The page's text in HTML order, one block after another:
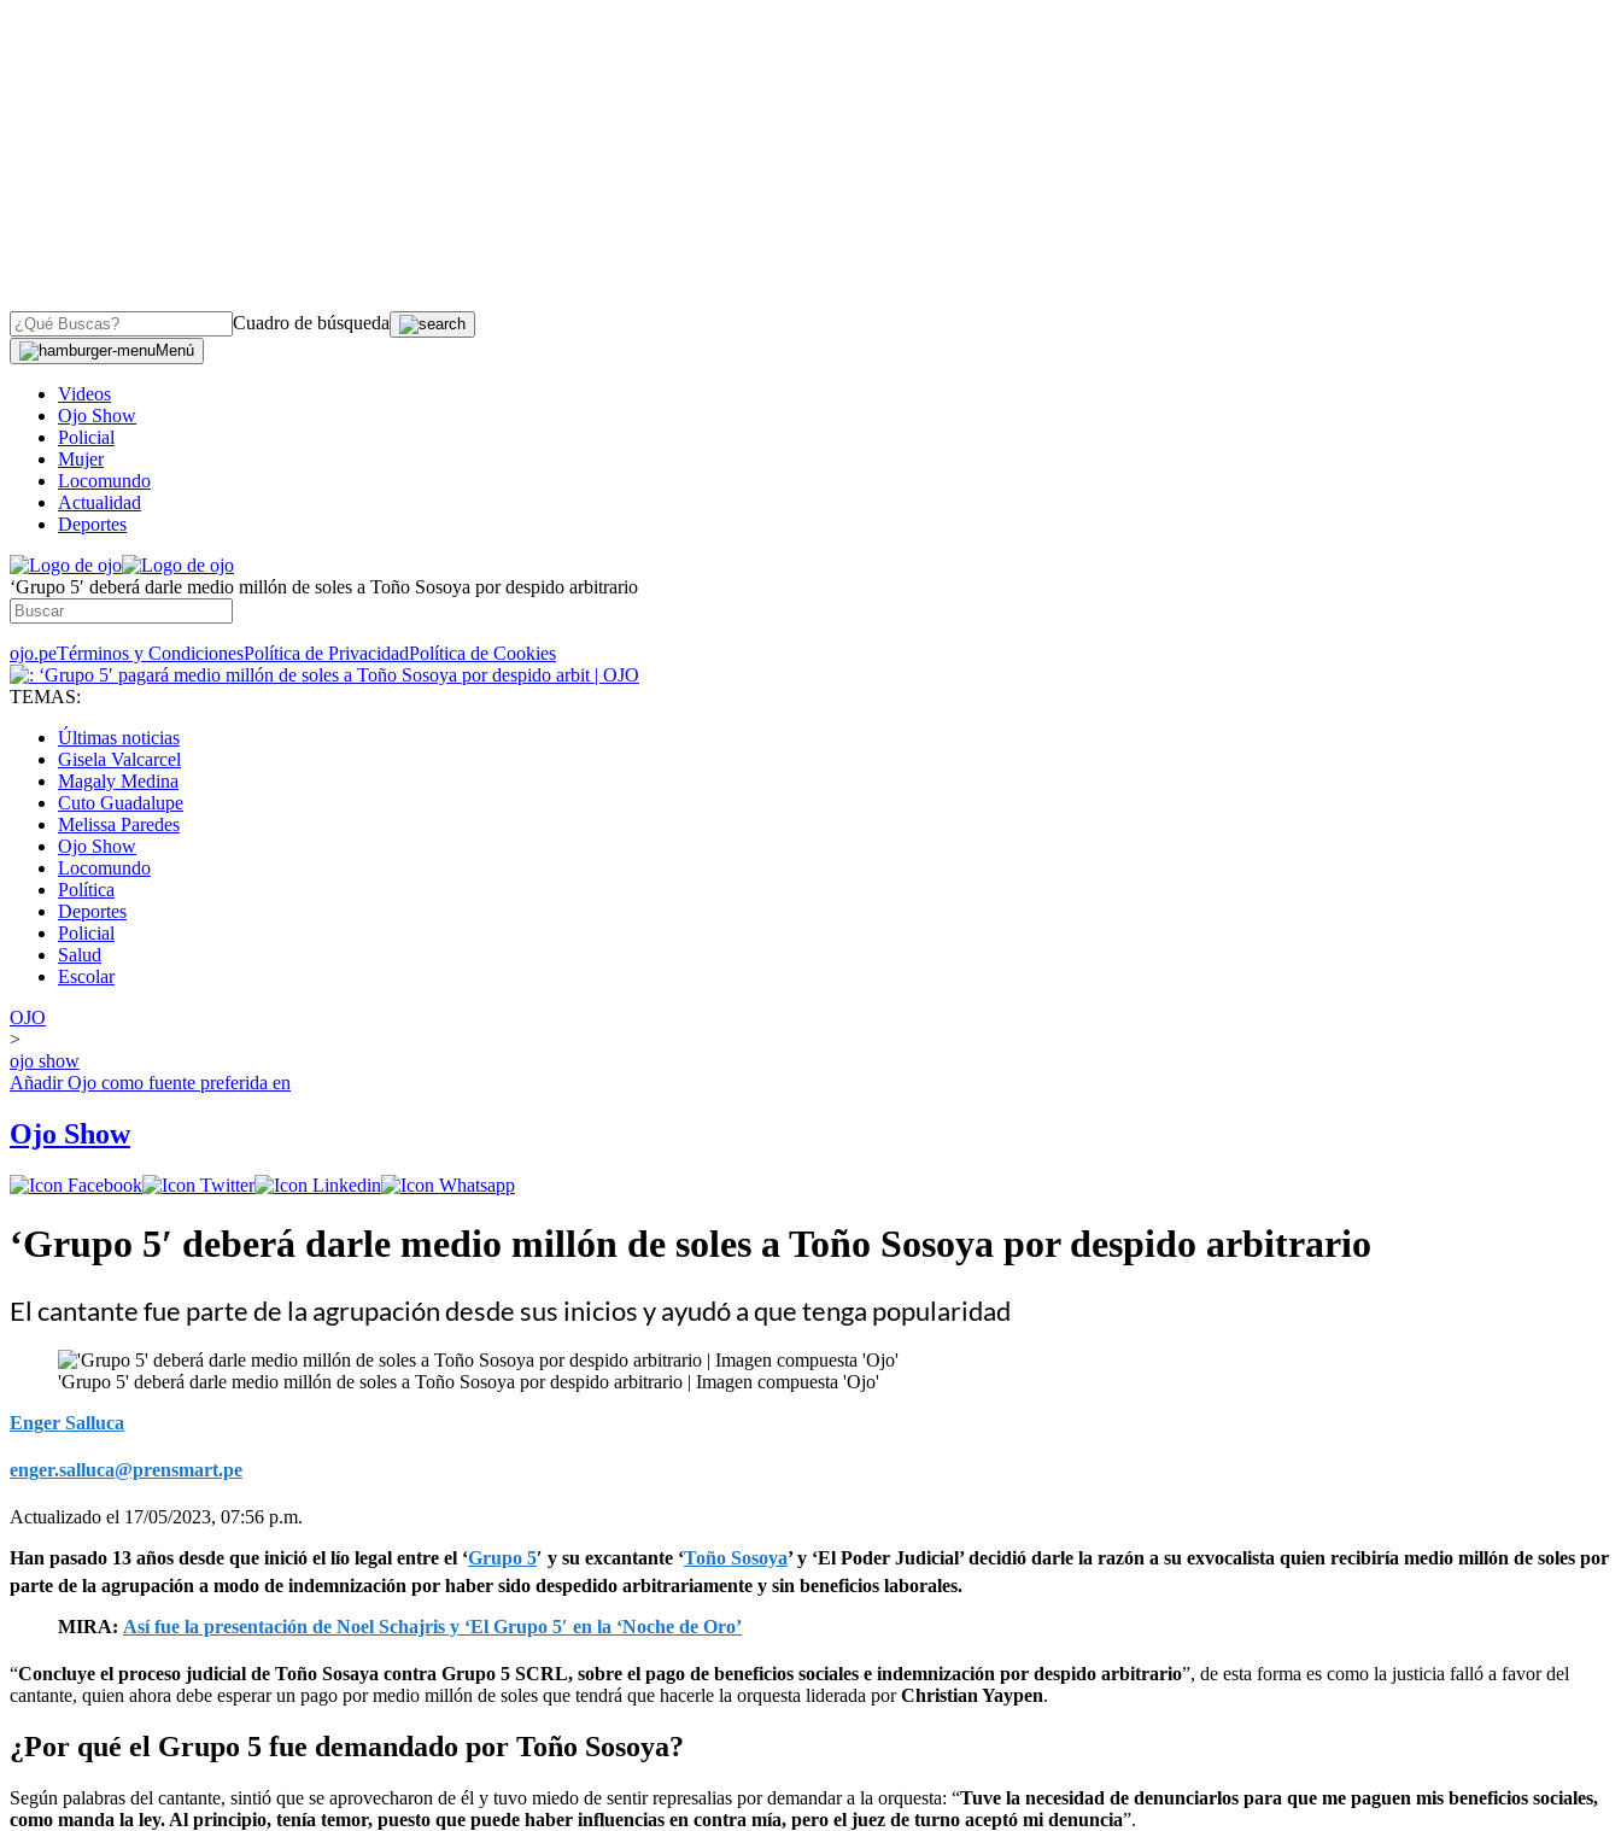
Cuadro de búsqueda
Menú
Videos
Ojo Show
Policial
Mujer
Locomundo
Actualidad
Deportes
‘Grupo 5′ deberá darle medio millón de soles a Toño Sosoya por despido arbitrario
ojo.peTérminos y CondicionesPolítica de PrivacidadPolítica de Cookies
TEMAS:
Últimas noticias
Gisela Valcarcel
Magaly Medina
Cuto Guadalupe
Melissa Paredes
Ojo Show
Locomundo
Política
Deportes
Policial
Salud
Escolar
OJO
>
ojo show
AñadirOjo como fuente preferida en
Ojo Show
‘Grupo 5′ deberá darle medio millón de soles a Toño Sosoya por despido arbitrario
El cantante fue parte de la agrupación desde sus inicios y ayudó a que tenga popularidad
'Grupo 5' deberá darle medio millón de soles a Toño Sosoya por despido arbitrario | Imagen compuesta 'Ojo'
Enger Salluca
enger.salluca@prensmart.pe
Actualizado el 17/05/2023, 07:56 p.m.
Han pasado 13 años desde que inició el lío legal entre el ‘Grupo 5′ y su excantante ‘Toño Sosoya’ y ‘El Poder Judicial’ decidió darle la razón a su exvocalista quien recibiría medio millón de soles por
parte de la agrupación a modo de indemnización por haber sido despedido arbitrariamente y sin beneficios laborales.
MIRA: Así fue la presentación de Noel Schajris y ‘El Grupo 5′ en la ‘Noche de Oro’
“Concluye el proceso judicial de Toño Sosaya contra Grupo 5 SCRL, sobre el pago de beneficios sociales e indemnización por despido arbitrario”, de esta forma es como la justicia falló a favor del
cantante, quien ahora debe esperar un pago por medio millón de soles que tendrá que hacerle la orquesta liderada porChristian Yaypen.
¿Por qué el Grupo 5 fue demandado por Toño Sosoya?
Según palabras del cantante, sintió que se aprovecharon de él y tuvo miedo de sentir represalias por demandar a la orquesta: “Tuve la necesidad de denunciarlos para que me paguen mis beneficios sociales,
como manda la ley. Al principio, tenía temor, puesto que puede haber influencias en contra mía, pero el juez de turno aceptó mi denuncia”.